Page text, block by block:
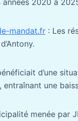
mandat.fr : Les
d’une
une
menée par